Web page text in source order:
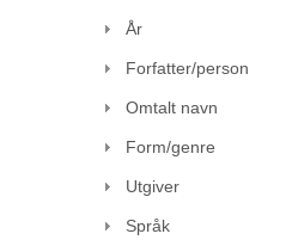
År
Forfatter/person
Omtalt navn
Form/genre
Utgiver
Språk